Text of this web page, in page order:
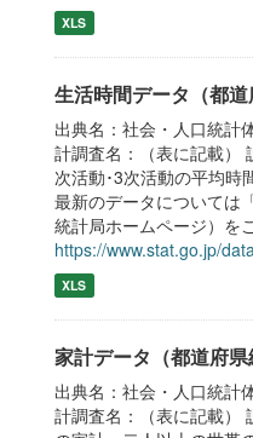
XLS
生活時間データ（都道
出典名：社会・人口統
計調査名：（表に記載）
次活動･3次活動の平均時
最新のデータについては
統計局ホームページ）を
https://www.stat.go.jp/
XLS
家計データ（都道府県
出典名：社会・人口統
計調査名：（表に記載）